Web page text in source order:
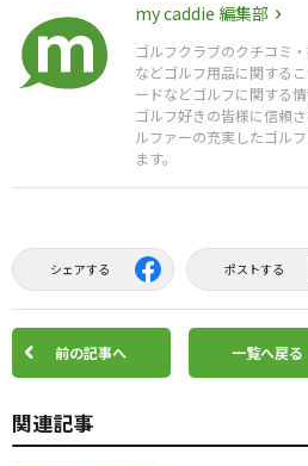
my caddie 編集部
ゴルフクラブのクチコミ
などゴルフ用品に関する
ードなどゴルフに関する
ゴルフ好きの皆様に信頼
ルファーの充実したゴル
ます。
シェアする ポストする
前の記事へ 一覧へ戻る
関連記事